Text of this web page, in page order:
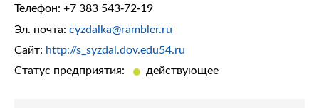
Телефон: +7 383 543-72-19
Эл. почта: cyzdalka@rambler.ru
Сайт: http://s_syzdal.dov.edu54.ru
Статус предприятия:
действующее